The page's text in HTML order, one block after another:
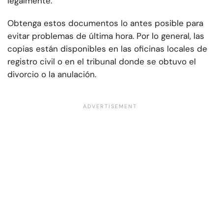
Obtenga estos documentos lo antes posible para
evitar problemas de última hora. Por lo general, las
copias están disponibles en las oficinas locales de
registro civil o en el tribunal donde se obtuvo el
divorcio o la anulación.